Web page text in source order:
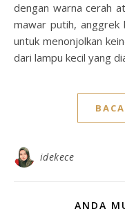
dengan warna cerah
mawar putih, anggrek
untuk menonjolkan
dari lampu kecil yang
idekece
ANDA